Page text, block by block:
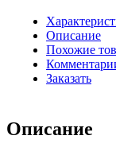
Описание
Похожие
Заказать
Описание